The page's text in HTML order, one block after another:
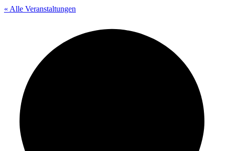
« Alle Veranstaltungen